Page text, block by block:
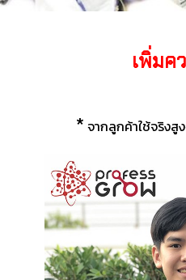
เพิ่มค
* จากลูกค้าใช้จริงสู